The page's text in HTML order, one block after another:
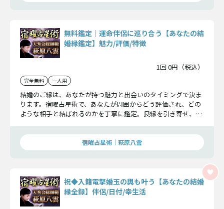
無料鑑定｜運命伴侶に巡り合う【あなたの結
婚縁鑑定】魅力/評価/特徴
1回 0円（税込）
完全無料 一人用
結婚のご縁は、あなたが持つ魅力と出会いのタイミングで決ま
ります。宿曜占星術で、あなたが周囲からどう評価され、どの
ような相手と結ばれるのかを丁寧に鑑定。良縁を引き寄せ、成
宿曜占星術│萩原八雲
祝◆入籍電撃婚玉の輿も叶う【あなたの結婚
縁全録】伴侶/日付/幸生活